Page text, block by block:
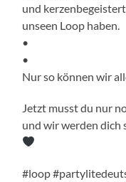
und
unseen Loop haben.
•
•
Nur so können wir
Jetzt musst du nur
und wir werden dich
#loop